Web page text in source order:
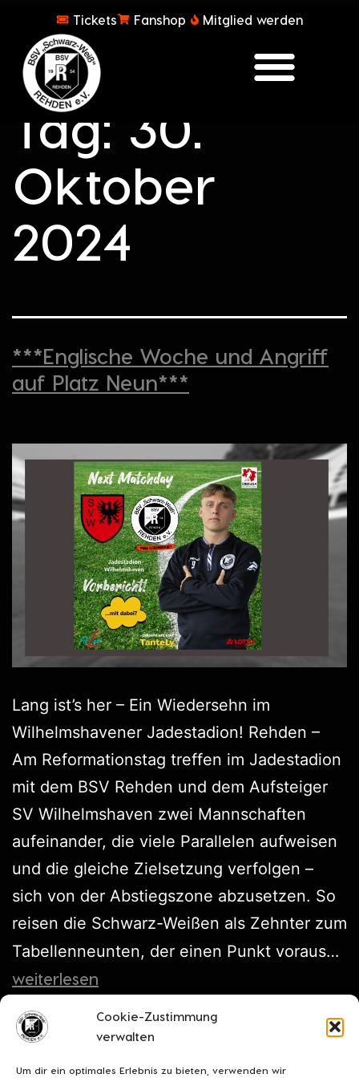
Cookie-Zustimmung
verwalten
Um dir ein optimales Erlebnis zu bieten, verwenden wir
Tickets Fanshop Mitglied werden
Tag: 30.
Oktober
2024
***Englische Woche und Angriff
auf Platz Neun***
Lang ist’s her – Ein Wiedersehn im
Wilhelmshavener Jadestadion! Rehden –
Am Reformationstag treffen im Jadestadion
mit dem BSV Rehden und dem Aufsteiger
SV Wilhelmshaven zwei Mannschaften
aufeinander, die viele Parallelen aufweisen
und die gleiche Zielsetzung verfolgen –
sich von der Abstiegszone abzusetzen. So
reisen die Schwarz-Weißen als Zehnter zum
Tabellenneunten, der einen Punkt voraus…
weiterlesen
Veröffentlicht am
Oktober 30, 2024